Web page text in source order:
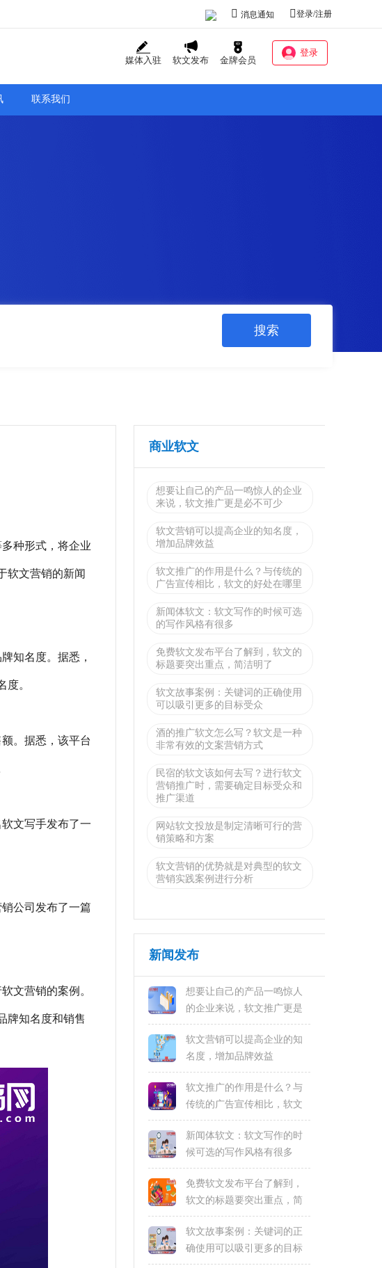
消息通知 登录/注册
媒体入驻 软文发布 金牌会员
登录
联系我们
种形式，将企业
软文营销的新闻
知名度。据悉，
。
。据悉，该平台
文写手发布了一
公司发布了一篇
文营销的案例。
牌知名度和销售
商业软文
想要让自己的产品一鸣惊人的企业
来说，软文推广更是必不可少
软文营销可以提高企业的知名度，
增加品牌效益
软文推广的作用是什么？与传统的
广告宣传相比，软文的好处在哪里
新闻体软文：软文写作的时候可选
的写作风格有很多
免费软文发布平台了解到，软文的
标题要突出重点，简洁明了
软文故事案例：关键词的正确使用
可以吸引更多的目标受众
酒的推广软文怎么写？软文是一种
非常有效的文案营销方式
民宿的软文该如何去写？进行软文
营销推广时，需要确定目标受众和
推广渠道
网站软文投放是制定清晰可行的营
销策略和方案
软文营销的优势就是对典型的软文
营销实践案例进行分析
新闻发布
想要让自己的产品一鸣惊人
的企业来说，软文推广更是
必不可少
软文营销可以提高企业的知
名度，增加品牌效益
软文推广的作用是什么？与
传统的广告宣传相比，软文
的好处在哪里
新闻体软文：软文写作的时
候可选的写作风格有很多
免费软文发布平台了解到，
软文的标题要突出重点，简
洁明了
软文故事案例：关键词的正
确使用可以吸引更多的目标
受众